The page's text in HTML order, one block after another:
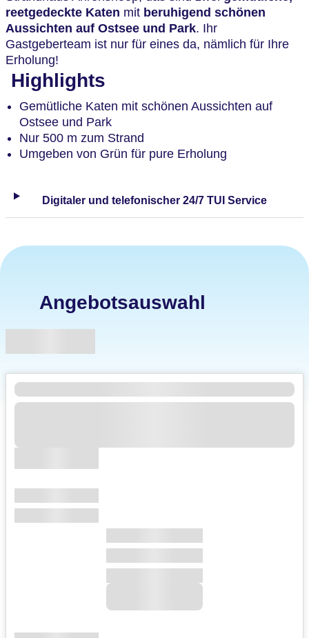
reetgedeckte Katen mit beruhigend schönen
Aussichten auf Ostsee und Park. Ihr
Gastgeberteam ist nur für eines da, nämlich für Ihre
Erholung!
Highlights
Gemütliche Katen mit schönen Aussichten auf
Ostsee und Park
Nur 500 m zum Strand
Umgeben von Grün für pure Erholung
Digitaler und telefonischer 24/7 TUI Service
Angebotsauswahl